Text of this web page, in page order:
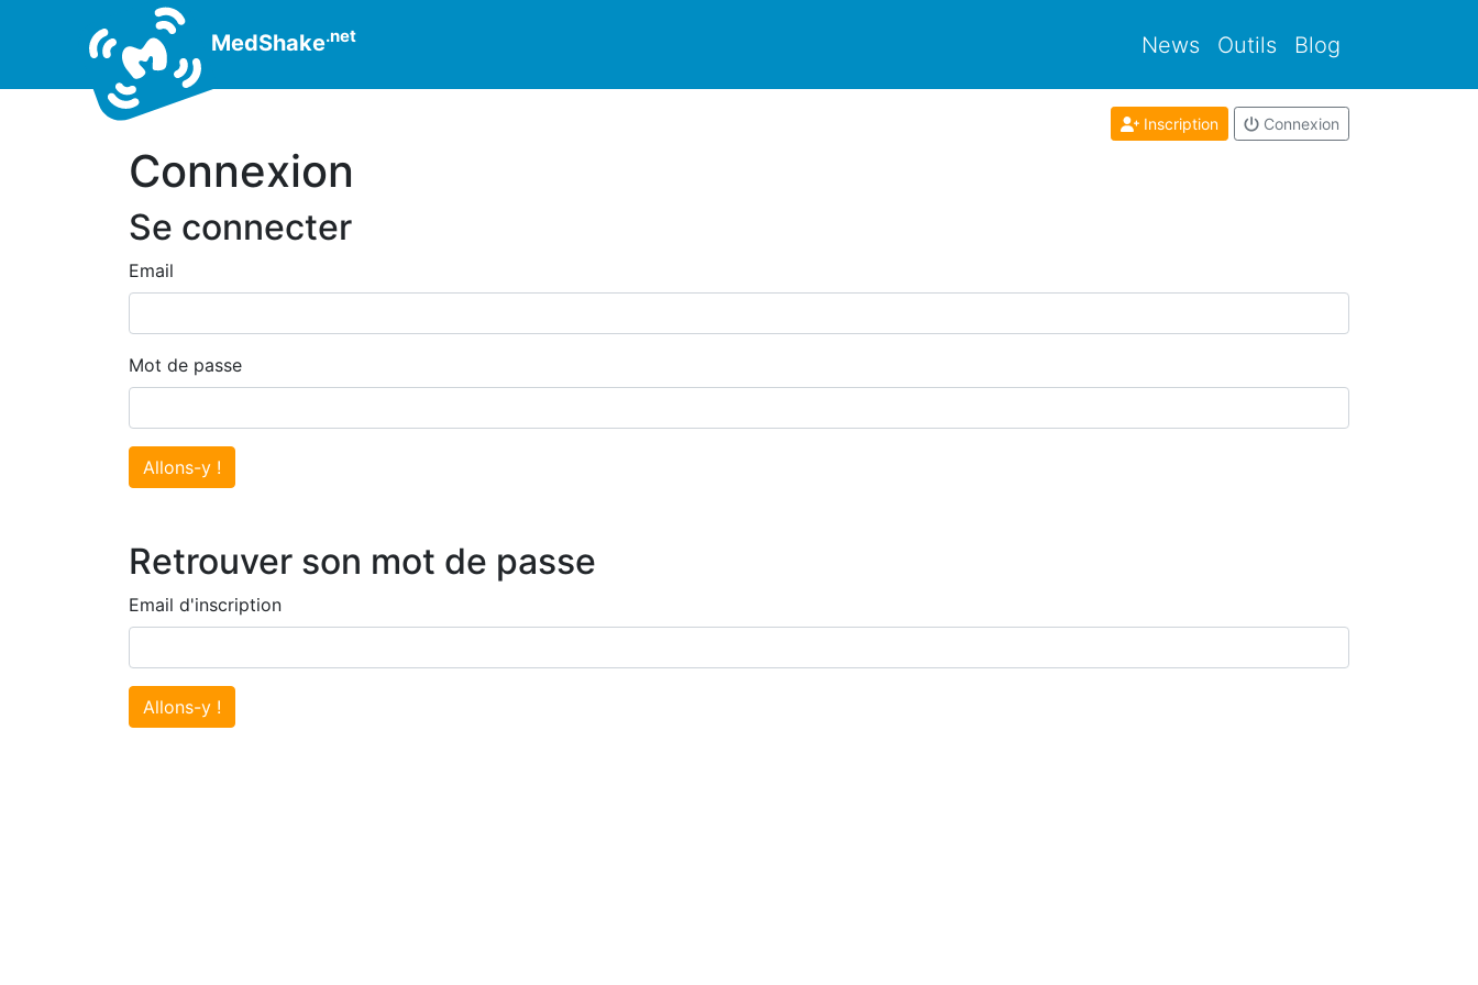
MedShake.net News Outils Blog
Inscription Connexion
Connexion
Se connecter
Email
Mot de passe
Allons-y !
Retrouver son mot de passe
Email d'inscription
Allons-y !